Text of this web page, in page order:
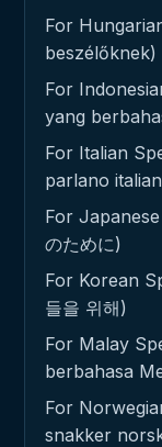
For
beszélőknek)
For
yang
For Italian
parlano
For
のために)
For Korean
들을 위해)
For Malay
berbahasa
For
snakker